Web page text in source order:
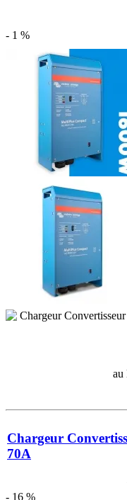
- 1 %
au
Chargeur
70A
- 16 %